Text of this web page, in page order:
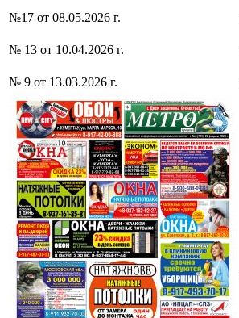
№17 от 08.05.2026 г.
№ 13 от 10.04.2026 г.
№ 9 от 13.03.2026 г.